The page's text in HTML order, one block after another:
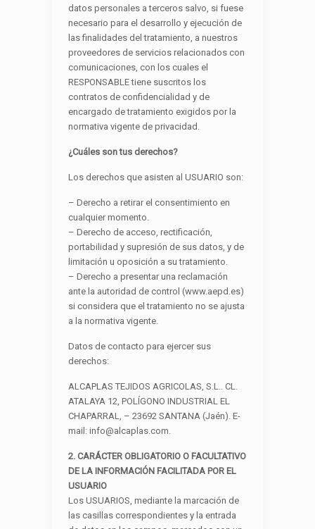
datos personales a terceros salvo, si fuese
necesario para el desarrollo y ejecución de
las finalidades del tratamiento, a nuestros
proveedores de servicios relacionados con
comunicaciones, con los cuales el
RESPONSABLE tiene suscritos los
contratos de confidencialidad y de
encargado de tratamiento exigidos por la
normativa vigente de privacidad.
¿Cuáles son tus derechos?
Los derechos que asisten al USUARIO son:
– Derecho a retirar el consentimiento en
cualquier momento.
– Derecho de acceso, rectificación,
portabilidad y supresión de sus datos, y de
limitación u oposición a su tratamiento.
– Derecho a presentar una reclamación
ante la autoridad de control (www.aepd.es)
si considera que el tratamiento no se ajusta
a la normativa vigente.
Datos de contacto para ejercer sus
derechos:
ALCAPLAS TEJIDOS AGRICOLAS, S.L.. CL.
ATALAYA 12, POLÍGONO INDUSTRIAL EL
CHAPARRAL, – 23692 SANTANA (Jaén). E-
mail: info@alcaplas.com.
2. CARÁCTER OBLIGATORIO O FACULTATIVO
DE LA INFORMACIÓN FACILITADA POR EL
USUARIO
Los USUARIOS, mediante la marcación de
las casillas correspondientes y la entrada